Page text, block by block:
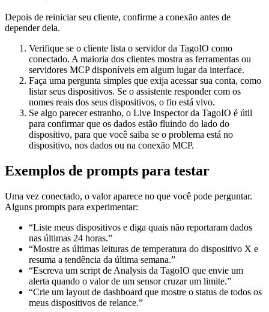
Depois de reiniciar seu cliente, confirme a conexão antes de
depender dela.
Verifique se o cliente lista o servidor da TagoIO como
conectado. A maioria dos clientes mostra as ferramentas ou
servidores MCP disponíveis em algum lugar da interface.
Faça uma pergunta simples que exija acessar sua conta, como
listar seus dispositivos. Se o assistente responder com os
nomes reais dos seus dispositivos, o fio está vivo.
Se algo parecer estranho, o Live Inspector da TagoIO é útil
para confirmar que os dados estão fluindo do lado do
dispositivo, para que você saiba se o problema está no
dispositivo, nos dados ou na conexão MCP.
Exemplos de prompts para testar
Uma vez conectado, o valor aparece no que você pode perguntar.
Alguns prompts para experimentar:
“Liste meus dispositivos e diga quais não reportaram dados
nas últimas 24 horas.”
“Mostre as últimas leituras de temperatura do dispositivo X e
resuma a tendência da última semana.”
“Escreva um script de Analysis da TagoIO que envie um
alerta quando o valor de um sensor cruzar um limite.”
“Crie um layout de dashboard que mostre o status de todos os
meus dispositivos de relance.”